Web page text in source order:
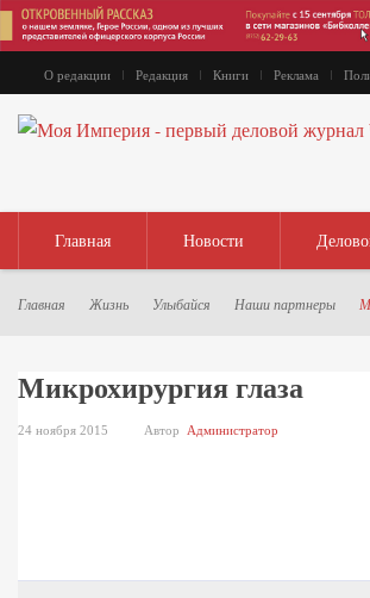
О редакции Редакция Книги Реклама
Главная Новости
Главная Жизнь Улыбайся Наши партнеры
Микрохирургия глаза
24 ноября 2015 Автор Администратор